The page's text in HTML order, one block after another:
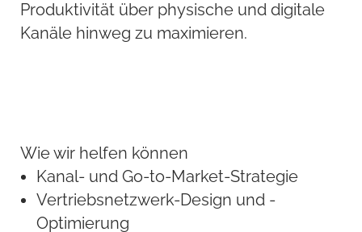
Produktivität über physische und digitale
Kanäle hinweg zu maximieren.
Wie wir helfen können
Kanal- und Go-to-Market-Strategie
Vertriebsnetzwerk-Design und -
Optimierung